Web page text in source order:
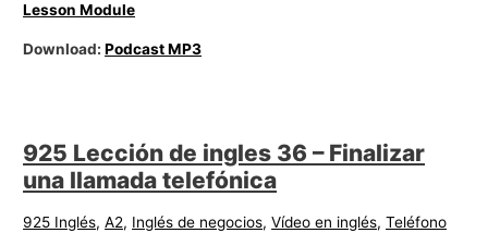
Lesson Module
Download:Podcast MP3
925 Lección de ingles 36 – Finalizar
una llamada telefónica
925 Inglés,A2, Inglés de negocios,Vídeo en inglés,Teléfono